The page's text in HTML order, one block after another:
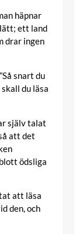
häpnar
ett land
drar ingen
snart du
du läsa
själv talat
att det
ödsliga
att läsa
den, och